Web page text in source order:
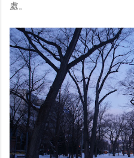
處。